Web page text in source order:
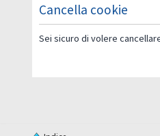
Cancella cookie
Sei sicuro di volere